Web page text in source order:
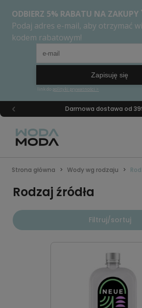
Darmowa dostawa od
Strona główna Wody wg rodzaju
Rodzaj źródła
Filtruj/sortuj